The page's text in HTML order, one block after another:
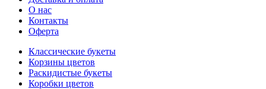
О нас
Контакты
Оферта
Классические букеты
Корзины цветов
Раскидистые букеты
Коробки цветов